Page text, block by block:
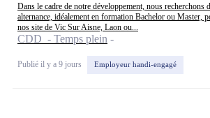
Dans le cadre de notre développement, nous recherchons
alternance, idéalement en formation Bachelor ou Master,
nos site de Vic Sur Aisne, Laon ou...
CDD - Temps plein
Publié il y a 9 jours Employeur handi-engagé